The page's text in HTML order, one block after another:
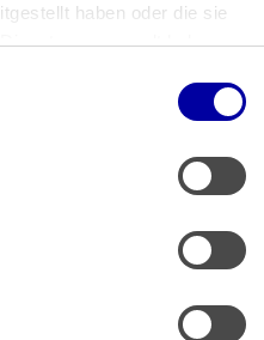
haben oder die sie
gesammelt haben.